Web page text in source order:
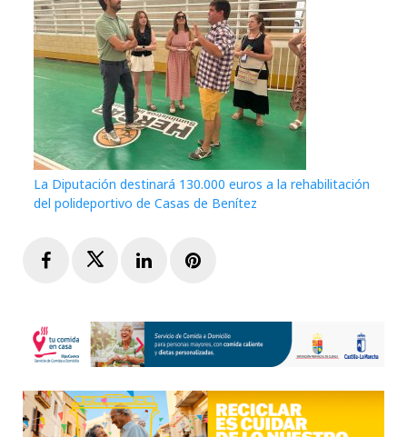
La Diputación destinará 130.000 euros a la rehabilitación
del polideportivo de Casas de Benítez
FacebookTwitterLinkedInPinterest